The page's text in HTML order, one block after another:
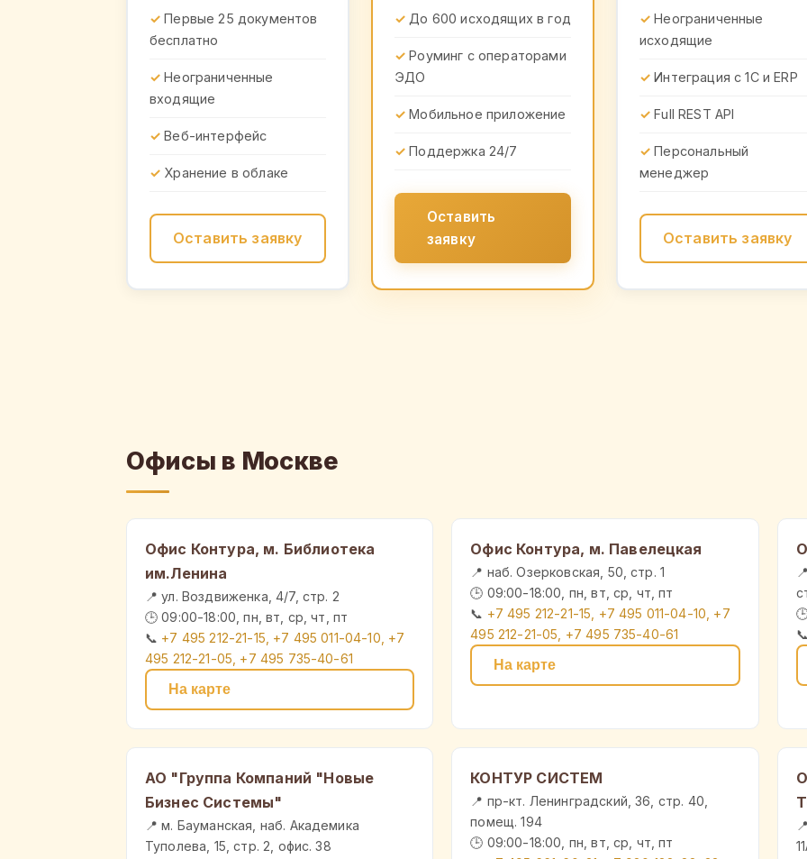
Первые 25 документов
бесплатно
Неограниченные
входящие
Веб-интерфейс
Хранение в облаке
Оставить заявку
До 600 исходящих в год
Роуминг с операторами
ЭДО
Мобильное приложение
Поддержка 24/7
Оставить
заявку
Неограниченные
исходящие
Интеграция с 1С и ERP
Full REST API
Персональный
менеджер
Оставить заявку
Офисы в Москве
Офис Контура, м. Библиотека
им.Ленина
📍 ул. Воздвиженка, 4/7, стр. 2
🕒 09:00-18:00, пн, вт, ср, чт, пт
📞 +7 495 212-21-15, +7 495 011-04-10, +7
495 212-21-05, +7 495 735-40-61
На карте
Офис Контура, м. Павелецкая
📍 наб. Озерковская, 50, стр. 1
🕒 09:00-18:00, пн, вт, ср, чт, пт
📞 +7 495 212-21-15, +7 495 011-04-10, +7
495 212-21-05, +7 495 735-40-61
На карте
📞
АО "Группа Компаний "Новые
Бизнес Системы"
📍 м. Бауманская, наб. Академика
Туполева, 15, стр. 2, офис. 38
КОНТУР СИСТЕМ
📍 пр-кт. Ленинградский, 36, стр. 40,
помещ. 194
🕒 09:00-18:00, пн, вт, ср, чт, пт